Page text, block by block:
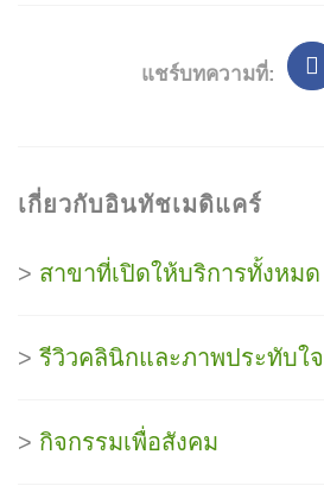
แชร์บทความที่:
เกี่ยวกับอินทัชเมดิแคร์
> สาขาที่เปิดให้บริการทั้งหมด
> รีวิวคลินิกและภาพประทับใจ
> กิจกรรมเพื่อสังคม